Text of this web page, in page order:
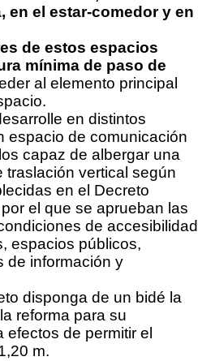
en el estar-comedor y en
de estos espacios
mínima de paso de
al elemento principal
en distintos
espacio de comunicación
capaz de albergar una
traslación vertical según
en el Decreto
el que se aprueban las
de accesibilidad
espacios públicos,
de información y
disponga de un bidé la
reforma para su
efectos de permitir el
m.